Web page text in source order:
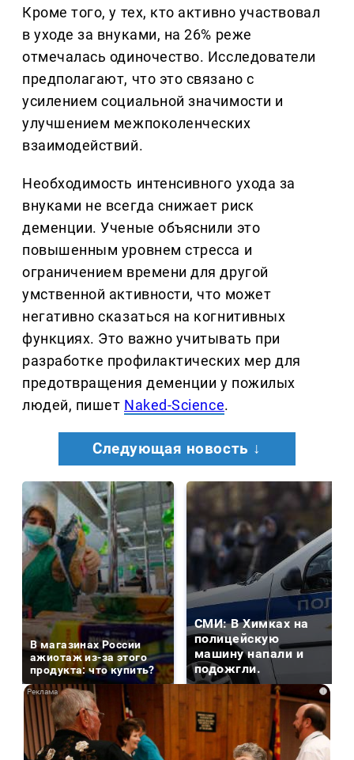
Кроме того, у тех, кто активно участвовал
в уходе за внуками, на 26% реже
отмечалась одиночество. Исследователи
предполагают, что это связано с
усилением социальной значимости и
улучшением межпоколенческих
взаимодействий.
Необходимость интенсивного ухода за
внуками не всегда снижает риск
деменции. Ученые объяснили это
повышенным уровнем стресса и
ограничением времени для другой
умственной активности, что может
негативно сказаться на когнитивных
функциях. Это важно учитывать при
разработке профилактических мер для
предотвращения деменции у пожилых
людей, пишет Naked-Science.
Следующая новость ↓
В магазинах России
ажиотаж из-за этого
продукта: что купить?
СМИ: В Химках на
полицейскую
машину напали и
подожгли.
i